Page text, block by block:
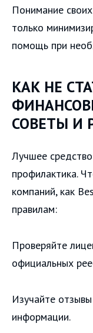
Понимание
только
помощь при
КАК НЕ
СОВЕТЫ И
Лучшее
профилактика.
компаний, как
правилам:
Проверяйте
официальных
Изучайте
информации.